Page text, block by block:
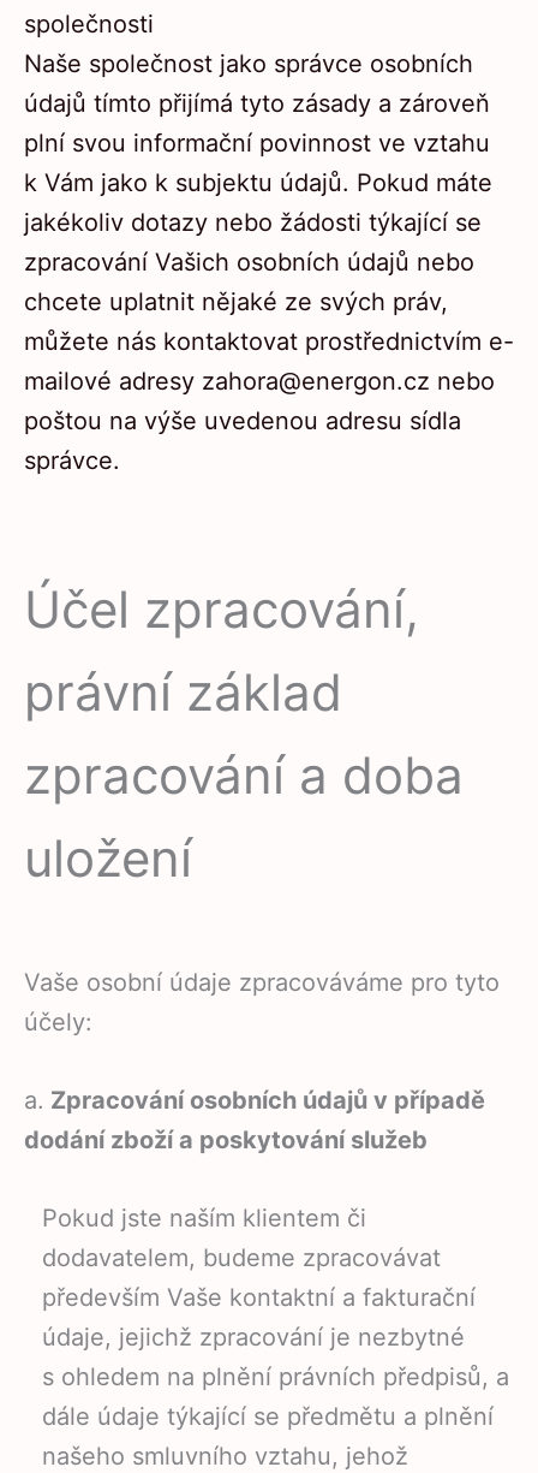
společnosti
Naše společnost jako správce osobních
údajů tímto přijímá tyto zásady a zároveň
plní svou informační povinnost ve vztahu
k Vám jako k subjektu údajů. Pokud máte
jakékoliv dotazy nebo žádosti týkající se
zpracování Vašich osobních údajů nebo
chcete uplatnit nějaké ze svých práv,
můžete nás kontaktovat prostřednictvím e-
mailové adresy zahora@energon.cz nebo
poštou na výše uvedenou adresu sídla
správce.
Účel zpracování,
právní základ
zpracování a doba
uložení
Vaše osobní údaje zpracováváme pro tyto
účely:
a. Zpracování osobních údajů v případě
dodání zboží a poskytování služeb
Pokud jste naším klientem či
dodavatelem, budeme zpracovávat
především Vaše kontaktní a fakturační
údaje, jejichž zpracování je nezbytné
s ohledem na plnění právních předpisů, a
dále údaje týkající se předmětu a plnění
našeho smluvního vztahu, jehož